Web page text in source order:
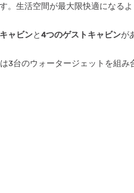
。生活空間が最大限快適になる
ャビンと4つのゲストキャビンが
3台のウォータージェットを組み